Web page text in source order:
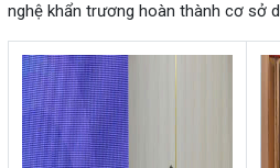
nghệ khẩn trương hoàn thành cơ sở